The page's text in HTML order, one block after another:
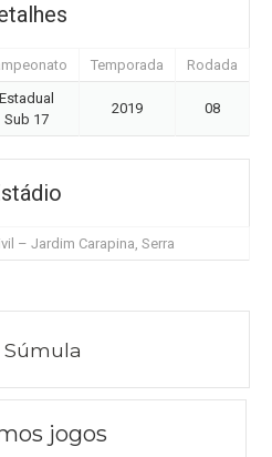
Temporada
Rodada
Estadual
Sub 17
2019 08
– Jardim Carapina, Serra
Súmula
jogos